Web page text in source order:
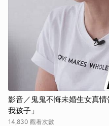
影音／鬼鬼不悔未婚生女真
我孩子」
14,830 觀看次數
取消